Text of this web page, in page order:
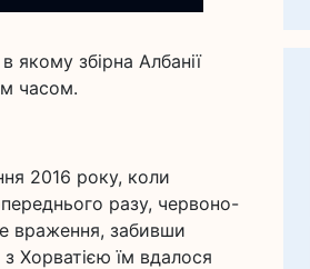
якому збірна Албанії
часом.
2016 року, коли
разу, червоно-
враження, забивши
Хорватією їм вдалося